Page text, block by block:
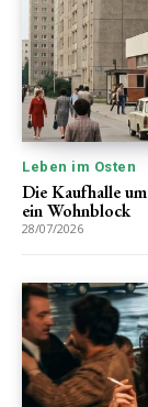
Leben im Osten
Die Kaufhalle
ein Wohnblock
28/07/2026